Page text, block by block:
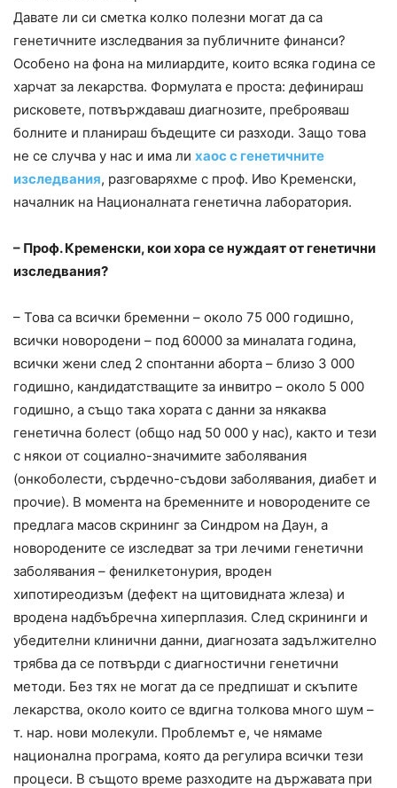
Давате ли си сметка колко полезни могат да са
генетичните изследвания за публичните финанси?
Особено на фона на милиардите, които всяка година се
харчат за лекарства. Формулата е проста: дефинираш
рисковете, потвърждаваш диагнозите, преброяваш
болните и планираш бъдещите си разходи. Защо това
не се случва у нас и има ли хаос с генетичните
изследвания, разговаряхме с проф. Иво Кременски,
началник на Националната генетична лаборатория.
– Проф. Кременски, кои хора се нуждаят от генетични
изследвания?
– Това са всички бременни – около 75 000 годишно,
всички новородени – под 60000 за миналата година,
всички жени след 2 спонтанни аборта – близо 3 000
годишно, кандидатстващите за инвитро – около 5 000
годишно, а също така хората с данни за някаква
генетична болест (общо над 50 000 у нас), както и тези
с някои от социално-значимите заболявания
(онкоболести, сърдечно-съдови заболявания, диабет и
прочие). В момента на бременните и новородените се
предлага масов скрининг за Синдром на Даун, а
новородените се изследват за три лечими генетични
заболявания – фенилкетонурия, вроден
хипотиреодизъм (дефект на щитовидната жлеза) и
вродена надбъбречна хиперплазия. След скрининги и
убедителни клинични данни, диагнозата задължително
трябва да се потвърди с диагностични генетични
методи. Без тях не могат да се предпишат и скъпите
лекарства, около които се вдигна толкова много шум –
т. нар. нови молекули. Проблемът е, че нямаме
национална програма, която да регулира всички тези
процеси. В същото време разходите на държавата при